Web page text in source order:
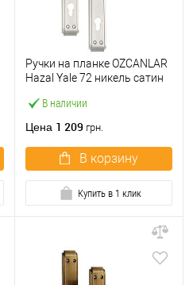
В наличии
Ручки на планке OZCANLAR
Hazal Yale 72 никель сатин
Цена 1 209 грн.
В корзину
Купить в 1 клик